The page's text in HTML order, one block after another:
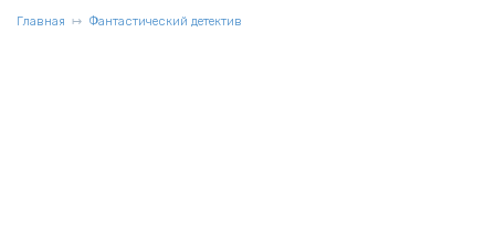
Главная Фантастический детектив